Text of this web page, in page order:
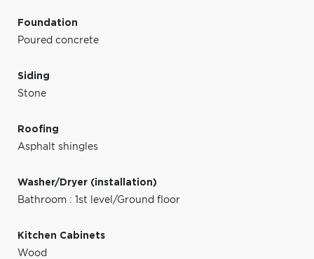
Foundation
Poured concrete
Siding
Stone
Roofing
Asphalt shingles
Washer/Dryer (installation)
Bathroom : 1st level/Ground floor
Kitchen Cabinets
Wood